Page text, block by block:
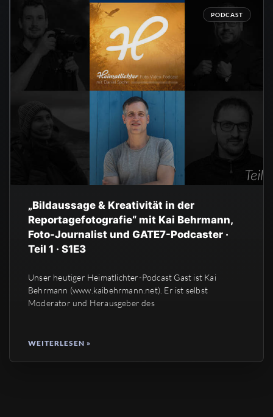
PODCAST
„Bildaussage & Kreativität in der
Reportagefotografie“ mit Kai Behrmann,
Foto-Journalist und GATE7-Podcaster ·
Teil 1 · S1E3
Unser heutiger Heimatlichter-Podcast Gast ist Kai
Behrmann (www.kaibehrmann.net). Er ist selbst
Moderator und Herausgeber des
WEITERLESEN »